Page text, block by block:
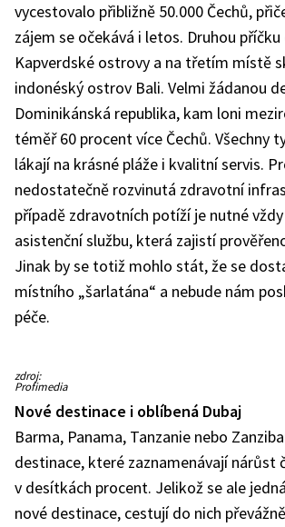
vycestovalo přibližně 50.000 Čechů,
zájem se očekává i letos. Druhou
Kapverdské ostrovy a na třetím místě
indonéský ostrov Bali. Velmi žádanou
Dominikánská republika, kam loni
téměř 60 procent více Čechů. Všechny
lákají na krásné pláže i kvalitní servis.
nedostatečně rozvinutá zdravotní
případě zdravotních potíží je nutné
asistenční službu, která zajistí
Jinak by se totiž mohlo stát, že se
místního „šarlatána“ a nebude nám
péče.
zdroj:
Profimedia
Nové destinace i oblíbená Dubaj
Barma, Panama, Tanzanie nebo
destinace, které zaznamenávají nárůst
v desítkách procent. Jelikož se ale
nové destinace, cestují do nich